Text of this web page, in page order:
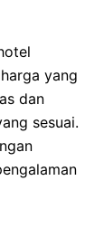
yang
dan
sesuai.